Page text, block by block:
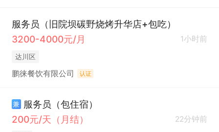
服务员（旧院坝碳野烧烤升华店+包吃）
3200-4000元/月
1小时前
达川区
鹏徕餐饮有限公司 认证
兼 服务员（包住宿）
200元/天（月结）
22分钟前